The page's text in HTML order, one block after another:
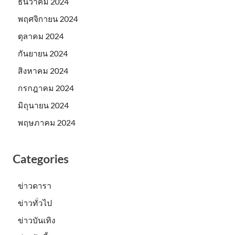
พฤศจิกายน 2024
ตุลาคม 2024
กันยายน 2024
สิงหาคม 2024
กรกฎาคม 2024
มิถุนายน 2024
พฤษภาคม 2024
Categories
ข่าวดารา
ข่าวทั่วไป
ข่าวบันเทิง